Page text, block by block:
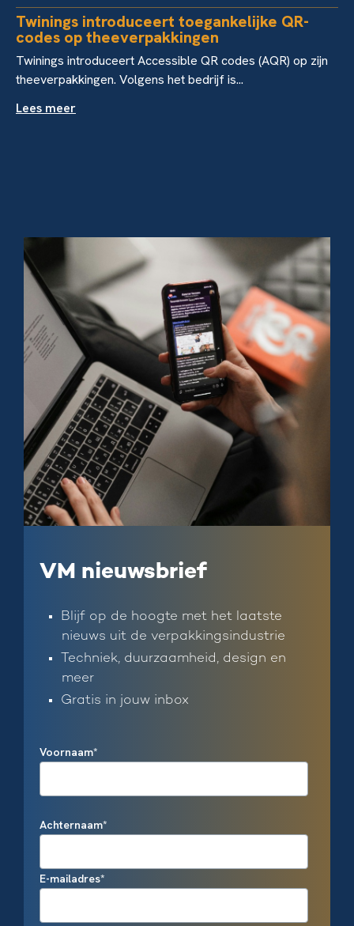
Twinings introduceert toegankelijke QR-
codes op theeverpakkingen
Twinings introduceert Accessible QR codes (AQR) op zijn
theeverpakkingen. Volgens het bedrijf is...
Lees meer
VM nieuwsbrief
Blijf op de hoogte met het laatste
nieuws uit de verpakkingsindustrie
Techniek, duurzaamheid, design en
meer
Gratis in jouw inbox
Voornaam*
Achternaam*
E-mailadres*